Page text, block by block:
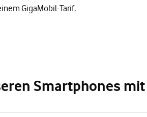
GigaMobil-Tarif.
Smartphones